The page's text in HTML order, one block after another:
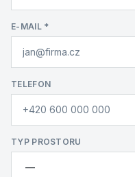
E-MAIL*
TELEFON
TYP PROSTORU